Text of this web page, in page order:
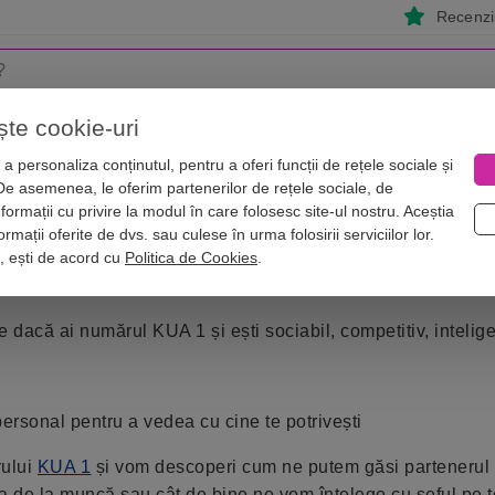
Astrologie Numerologie
Află cum îți găsești perechea potrivită
Puternic și Inovativ? Află
dacă ai numărul KUA 1 și ești sociabil, competitiv,
pentru a vedea cu cine te potrivești
KUA 1 și vom descoperi cum ne putem găsi partenerul
cookie-uri
personaliza conținutul, pentru a oferi funcții de rețele sociale și
asemenea, le oferim partenerilor de rețele sociale, de
cu privire la modul în care folosesc site-ul nostru. Aceștia
oferite de dvs. sau culese în urma folosirii serviciilor lor.
ești de acord cu Politica de Cookies.